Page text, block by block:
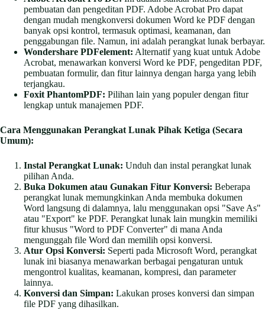
pembuatan dan pengeditan PDF. Adobe Acrobat Pro dapat
dengan mudah mengkonversi dokumen Word ke PDF dengan
banyak opsi kontrol, termasuk optimasi, keamanan, dan
penggabungan file. Namun, ini adalah perangkat lunak berbayar.
Wondershare PDFelement: Alternatif yang kuat untuk Adobe
Acrobat, menawarkan konversi Word ke PDF, pengeditan PDF,
pembuatan formulir, dan fitur lainnya dengan harga yang lebih
terjangkau.
Foxit PhantomPDF: Pilihan lain yang populer dengan fitur
lengkap untuk manajemen PDF.
Cara Menggunakan Perangkat Lunak Pihak Ketiga (Secara
Umum):
Instal Perangkat Lunak: Unduh dan instal perangkat lunak
pilihan Anda.
Buka Dokumen atau Gunakan Fitur Konversi: Beberapa
perangkat lunak memungkinkan Anda membuka dokumen
Word langsung di dalamnya, lalu menggunakan opsi "Save As"
atau "Export" ke PDF. Perangkat lunak lain mungkin memiliki
fitur khusus "Word to PDF Converter" di mana Anda
mengunggah file Word dan memilih opsi konversi.
Atur Opsi Konversi: Seperti pada Microsoft Word, perangkat
lunak ini biasanya menawarkan berbagai pengaturan untuk
mengontrol kualitas, keamanan, kompresi, dan parameter
lainnya.
Konversi dan Simpan: Lakukan proses konversi dan simpan
file PDF yang dihasilkan.